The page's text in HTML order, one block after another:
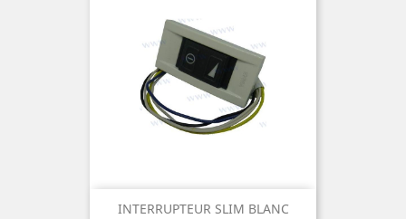
INTERRUPTEUR SLIM BLANC